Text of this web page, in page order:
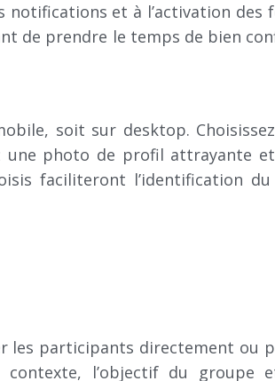
et à l’activation
de prendre le temps de bien
soit sur desktop.
photo de profil attrayante
faciliteront l’identification
participants directement ou
contexte, l’objectif du